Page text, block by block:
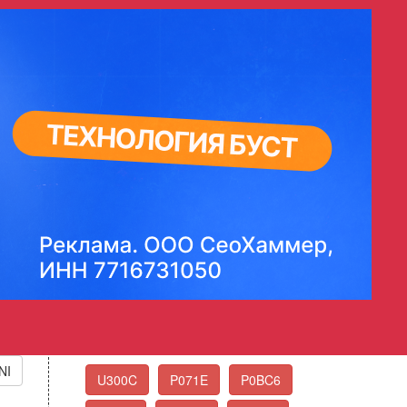
10
Timing
Стандартные коды
ошибок OBD-II
U300C P071E
P0BC6